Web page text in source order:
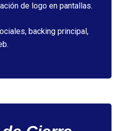
de logo en pantallas.
backing principal,